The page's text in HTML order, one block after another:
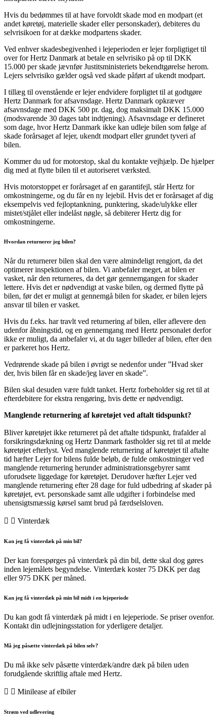
Hvis du bedømmes til at have forvoldt skade mod en modpart (et
andet køretøj, materielle skader eller personskader), debiteres du
selvrisikoen for at dække modpartens skader.
Ved enhver skadesbegivenhed i lejeperioden er lejer forpligtiget til
over for Hertz Danmark at betale en selvrisiko på op til DKK
15.000 per skade jævnfør Justitsministeriets bekendtgørelse herom.
Lejers selvrisiko gælder også ved skade påført af ukendt modpart.
I tillæg til ovenstående er lejer endvidere forpligtet til at godtgøre
Hertz Danmark for afsavnsdage. Hertz Danmark opkræver
afsavnsdage med DKK 500 pr. dag, dog maksimalt DKK 15.000
(modsvarende 30 dages tabt indtjening). Afsavnsdage er defineret
som dage, hvor Hertz Danmark ikke kan udleje bilen som følge af
skade forårsaget af lejer, ukendt modpart eller grundet tyveri af
bilen.
Kommer du ud for motorstop, skal du kontakte vejhjælp. De hjælper
dig med at flytte bilen til et autoriseret værksted.
Hvis motorstoppet er forårsaget af en garantifejl, står Hertz for
omkostningerne, og du får en ny lejebil. Hvis det er forårsaget af dig
eksempelvis ved fejloptankning, punktering, skade/ulykke eller
mistet/stjålet eller indelåst nøgle, så debiterer Hertz dig for
omkostningerne.
Hvordan returnerer jeg bilen?
Når du returnerer bilen skal den være almindeligt rengjort, da det
optimerer inspektionen af bilen. Vi anbefaler meget, at bilen er
vasket, når den returneres, da det gør gennemgangen for skader
lettere. Hvis det er nødvendigt at vaske bilen, og dermed flytte på
bilen, før det er muligt at gennemgå bilen for skader, er bilen lejers
ansvar til bilen er vasket.
Hvis du f.eks. har travlt ved returnering af bilen, eller aflevere den
udenfor åbningstid, og en gennemgang med Hertz personalet derfor
ikke er muligt, da anbefaler vi, at du tager billeder af bilen, efter den
er parkeret hos Hertz.
Vedrørende skade på bilen i øvrigt se nedenfor under ”Hvad sker
der, hvis bilen får en skade/jeg laver en skade”.
Bilen skal desuden være fuldt tanket. Hertz forbeholder sig ret til at
efterdebitere for ekstra rengøring, hvis dette er nødvendigt.
Manglende returnering af køretøjet ved aftalt tidspunkt?
Bliver køretøjet ikke returneret på det aftalte tidspunkt, frafalder al
forsikringsdækning og Hertz Danmark fastholder sig ret til at melde
køretøjet efterlyst. Ved manglende returnering af køretøjet til aftalte
tid hæfter Lejer for bilens fulde beløb, de fulde omkostninger ved
manglende returnering herunder administrationsgebyrer samt
uforudsete liggedage for køretøjet. Derudover hæfter Lejer ved
manglende returnering efter 28 dage for fuld udbedring af skader på
køretøjet, evt. personskade samt alle udgifter i forbindelse med
uhensigtsmæssig kørsel samt brud på færdselsloven.
Vinterdæk
Kan jeg få vinterdæk på min bil?
Der kan forespørges på vinterdæk på din bil, dette skal dog gøres
inden lejemålets begyndelse. Vinterdæk koster 75 DKK per dag
eller 975 DKK per måned.
Kan jeg få vinterdæk på min bil midt i en lejeperiode
Du kan godt få vinterdæk på midt i en lejeperiode. Se priser ovenfor.
Kontakt din udlejningsstation for yderligere detaljer.
Må jeg påsætte vinterdæk på bilen selv?
Du må ikke selv påsætte vinterdæk/andre dæk på bilen uden
forudgående skriftlig aftale med Hertz.
Minilease af elbiler
Strøm ved udlevering